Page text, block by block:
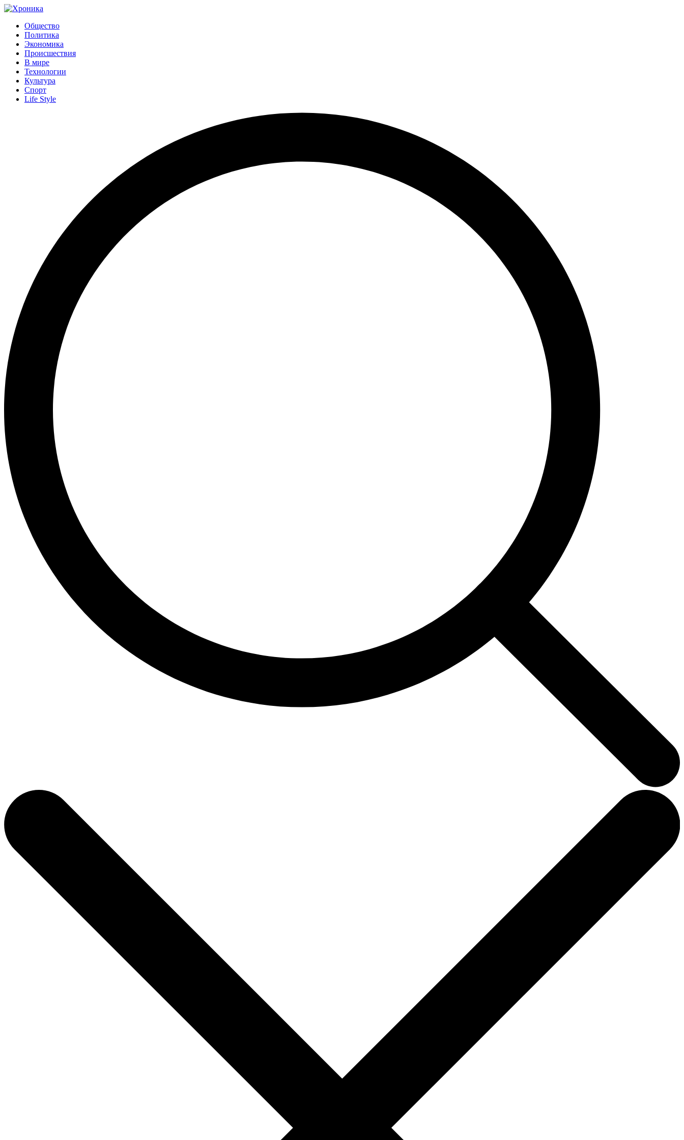
Общество
Политика
Экономика
Происшествия
В мире
Технологии
Культура
Спорт
Life Style